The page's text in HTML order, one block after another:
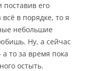
поставив его
в порядке, то я
небольшие
Ну, а сейчас
то за время пока
остыть.